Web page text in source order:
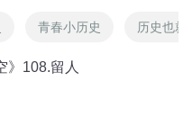
青春小历史 历史也就
》108.留人